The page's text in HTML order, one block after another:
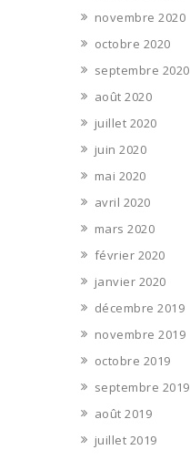
novembre 2020
octobre 2020
septembre 2020
août 2020
juillet 2020
juin 2020
mai 2020
avril 2020
mars 2020
février 2020
janvier 2020
décembre 2019
novembre 2019
octobre 2019
septembre 2019
août 2019
juillet 2019